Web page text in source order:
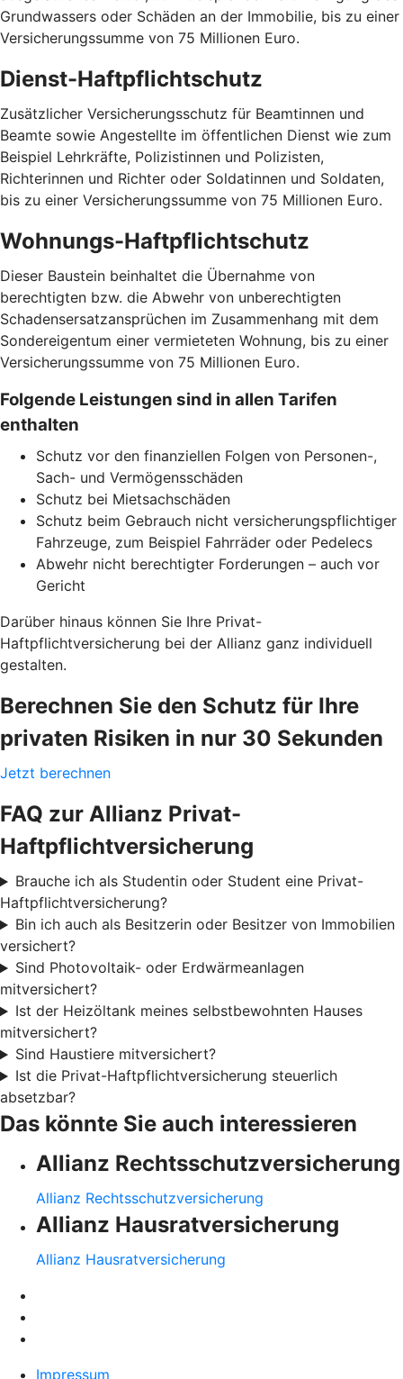
Grundwassers oder Schäden an der Immobilie, bis zu einer
Versicherungssumme von 75 Millionen Euro.
Dienst-Haftpflichtschutz
Zusätzlicher Versicherungsschutz für Beamtinnen und
Beamte sowie Angestellte im öffentlichen Dienst wie zum
Beispiel Lehrkräfte, Polizistinnen und Polizisten,
Richterinnen und Richter oder Soldatinnen und Soldaten,
bis zu einer Versicherungssumme von 75 Millionen Euro.
Wohnungs-Haftpflichtschutz
Dieser Baustein beinhaltet die Übernahme von
berechtigten bzw. die Abwehr von unberechtigten
Schadensersatzansprüchen im Zusammenhang mit dem
Sondereigentum einer vermieteten Wohnung, bis zu einer
Versicherungssumme von 75 Millionen Euro.
Folgende Leistungen sind in allen Tarifen
enthalten
Schutz vor den finanziellen Folgen von Personen-,
Sach- und Vermögensschäden
Schutz bei Mietsachschäden
Schutz beim Gebrauch nicht versicherungspflichtiger
Fahrzeuge, zum Beispiel Fahrräder oder Pedelecs
Abwehr nicht berechtigter Forderungen – auch vor
Gericht
Darüber hinaus können Sie Ihre Privat-
Haftpflichtversicherung bei der Allianz ganz individuell
gestalten.
Berechnen Sie den Schutz für Ihre
privaten Risiken in nur 30 Sekunden
Jetzt berechnen
FAQ zur Allianz Privat-
Haftpflichtversicherung
Brauche ich als Studentin oder Student eine Privat-
Haftpflichtversicherung?
Bin ich auch als Besitzerin oder Besitzer von Immobilien
versichert?
Sind Photovoltaik- oder Erdwärmeanlagen
mitversichert?
Ist der Heizöltank meines selbstbewohnten Hauses
mitversichert?
Sind Haustiere mitversichert?
Ist die Privat-Haftpflichtversicherung steuerlich
absetzbar?
Das könnte Sie auch interessieren
Allianz Rechtsschutzversicherung
Allianz Rechtsschutzversicherung
Allianz Hausratversicherung
Allianz Hausratversicherung
Impressum